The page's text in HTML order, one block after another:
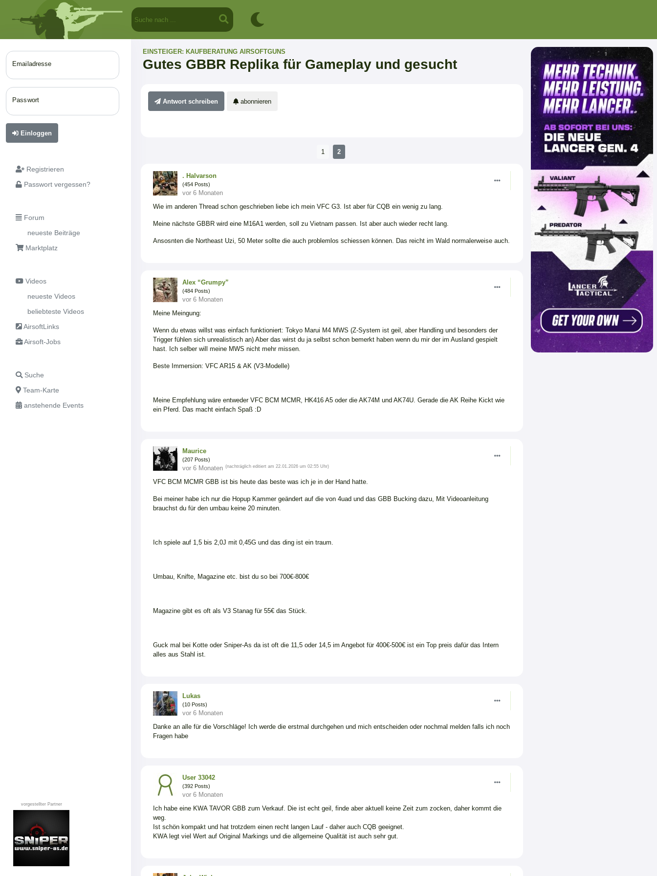
Emailadresse
Passwort
Einloggen
Registrieren
Passwort vergessen?
Forum
neueste Beiträge
Marktplatz
Videos
neueste Videos
beliebteste Videos
AirsoftLinks
Airsoft-Jobs
Suche
Team-Karte
anstehende Events
vorgestellter Partner
EINSTEIGER: KAUFBERATUNG AIRSOFTGUNS
Gutes GBBR Replika für Gameplay und gesucht
Antwort schreiben abonnieren
1 2
. Halvarson
(454 Posts)
vor 6 Monaten
Wie im anderen Thread schon geschrieben liebe ich mein VFC G3. Ist aber für CQB ein wenig zu lang.
Meine nächste GBBR wird eine M16A1 werden, soll zu Vietnam passen. Ist aber auch wieder recht lang.
Ansosnten die Northeast Uzi, 50 Meter sollte die auch problemlos schiessen können. Das reicht im Wald normalerweise auch.
Alex “Grumpy”
(484 Posts)
vor 6 Monaten
Meine Meingung:
Wenn du etwas willst was einfach funktioniert: Tokyo Marui M4 MWS (Z-System ist geil, aber Handling und besonders der
Trigger fühlen sich unrealistisch an) Aber das wirst du ja selbst schon bemerkt haben wenn du mir der im Ausland gespielt
hast. Ich selber will meine MWS nicht mehr missen.
Beste Immersion: VFC AR15 & AK (V3-Modelle)
Meine Empfehlung wäre entweder VFC BCM MCMR, HK416 A5 oder die AK74M und AK74U. Gerade die AK Reihe Kickt wie
ein Pferd. Das macht einfach Spaß :D
Maurice
(207 Posts)
vor 6 Monaten (nachträglich editiert am 22.01.2026 um 02:55 Uhr)
VFC BCM MCMR GBB ist bis heute das beste was ich je in der Hand hatte.
Bei meiner habe ich nur die Hopup Kammer geändert auf die von 4uad und das GBB Bucking dazu, Mit Videoanleitung
brauchst du für den umbau keine 20 minuten.
Ich spiele auf 1,5 bis 2,0J mit 0,45G und das ding ist ein traum.
Umbau, Knifte, Magazine etc. bist du so bei 700€-800€
Magazine gibt es oft als V3 Stanag für 55€ das Stück.
Guck mal bei Kotte oder Sniper-As da ist oft die 11,5 oder 14,5 im Angebot für 400€-500€ ist ein Top preis dafür das Intern
alles aus Stahl ist.
Lukas
(10 Posts)
vor 6 Monaten
Danke an alle für die Vorschläge! Ich werde die erstmal durchgehen und mich entscheiden oder nochmal melden falls ich noch
Fragen habe
User 33042
(392 Posts)
vor 6 Monaten
Ich habe eine KWA TAVOR GBB zum Verkauf. Die ist echt geil, finde aber aktuell keine Zeit zum zocken, daher kommt die
weg.
Ist schön kompakt und hat trotzdem einen recht langen Lauf - daher auch CQB geeignet.
KWA legt viel Wert auf Original Markings und die allgemeine Qualität ist auch sehr gut.